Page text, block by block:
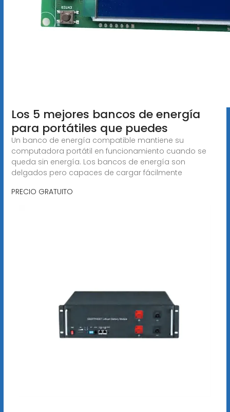
Los 5 mejores bancos de energía
para portátiles que puedes
Un banco de energía compatible mantiene su
computadora portátil en funcionamiento cuando se
queda sin energía. Los bancos de energía son
delgados pero capaces de cargar fácilmente
PRECIO GRATUITO